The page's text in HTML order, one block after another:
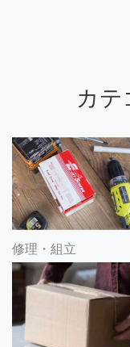
カテ
修理・組立